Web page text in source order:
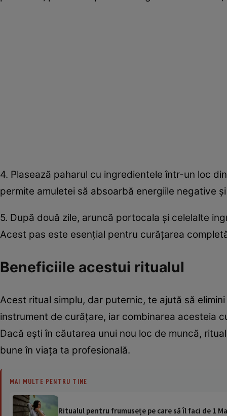
4. Plasează paharul cu ingredientele într-un loc
permite amuletei să absoarbă energiile negative
5. După două zile, aruncă portocala și celelalte
Acest pas este esențial pentru curățarea
Beneficiile acestui ritualul
Acest ritual simplu, dar puternic, te ajută să
instrument de curățare, iar combinarea acesteia
Dacă ești în căutarea unui nou loc de muncă,
bune în viața ta profesională.
MAI MULTE PENTRU TINE
Ritualul pentru frumusețe pe care să îl faci de 1